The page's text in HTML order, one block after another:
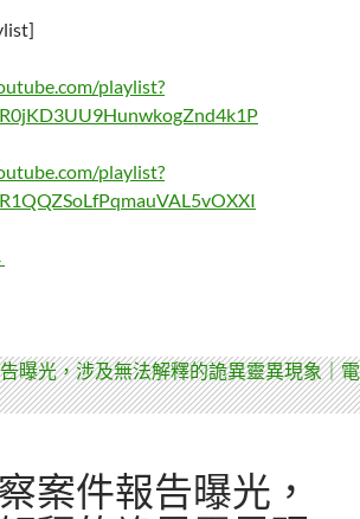
playlist?
playlist?
個球隊到德國比友誼賽，隔天23人同時人
案件報告曝光，